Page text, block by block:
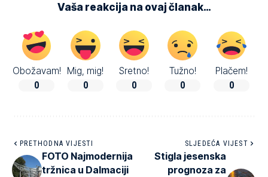
Vaša reakcija na ovaj članak…
Obožavam!
0
Mig, mig!
0
Sretno!
0
Tužno!
0
Plačem!
0
PRETHODNA VIJESTI
FOTO Najmodernija
tržnica u Dalmaciji
SLJEDEĆA VIJEST
Stigla jesenska
prognoza za